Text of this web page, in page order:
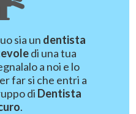
sia un dentista
di una tua
a noi e lo
far si che entri a
di Dentista
.